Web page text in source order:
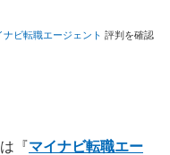
ナビ転職エージェント 評判を確認
『マイナビ転職エー